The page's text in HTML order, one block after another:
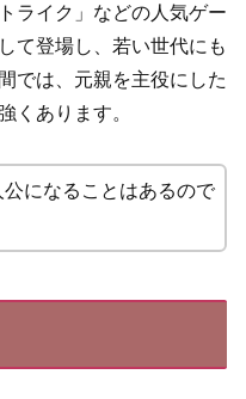
ライク」などの人気ゲー
て登場し、若い世代にも
では、元親を主役にした
くあります。
になることはあるので